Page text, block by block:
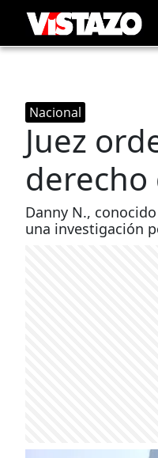
Nacional
Juez
derecho
Danny N.,
una investigación